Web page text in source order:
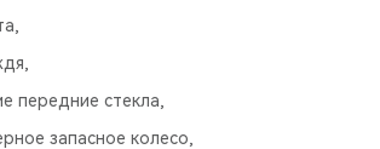
передние стекла,
запасное колесо,